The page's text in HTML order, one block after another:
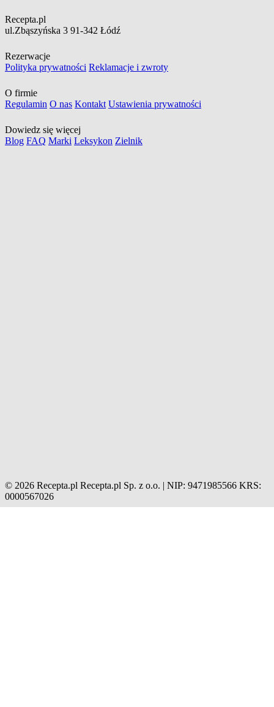
Recepta.pl
ul.Zbąszyńska 3 91-342 Łódź
Rezerwacje
Polityka prywatności Reklamacje i zwroty
O firmie
Regulamin O nas Kontakt Ustawienia prywatności
Dowiedz się więcej
Blog FAQ Marki Leksykon Zielnik
© 2026 Recepta.pl Recepta.pl Sp. z o.o. | NIP: 9471985566 KRS:
0000567026